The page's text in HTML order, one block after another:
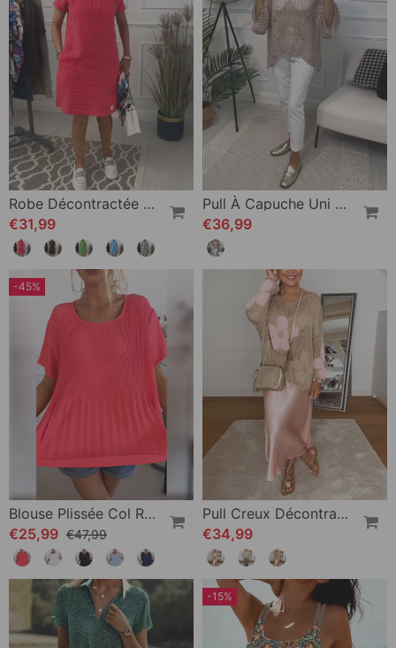
Robe Décontractée À Capuche Et Manches Courtes
€31,99
Pull À Capuche Uni À Découpes Étoiles
€36,99
-45%
Blouse Plissée Col Rond Uni
€25,99 €47,99
Pull Creux Décontracté À Manches Longues Et Col Rond À Fleurs
€34,99
-15%